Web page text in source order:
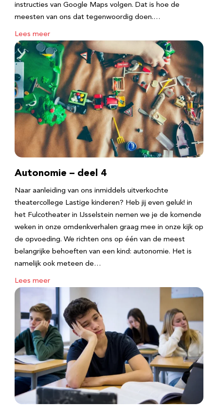
instructies van Google Maps volgen. Dat is hoe de
meesten van ons dat tegenwoordig doen.…
Lees meer
Autonomie – deel 4
Naar aanleiding van ons inmiddels uitverkochte
theatercollege Lastige kinderen? Heb jij even geluk! in
het Fulcotheater in IJsselstein nemen we je de komende
weken in onze omdenkverhalen graag mee in onze kijk op
de opvoeding. We richten ons op één van de meest
belangrijke behoeften van een kind: autonomie. Het is
namelijk ook meteen de…
Lees meer